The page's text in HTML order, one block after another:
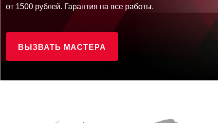
от 1500 рублей. Гарантия на все работы.
ВЫЗВАТЬ МАСТЕРА